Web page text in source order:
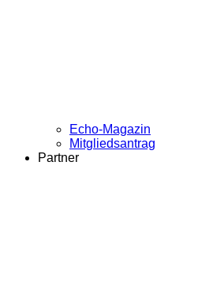
Echo-Magazin
Mitgliedsantrag
Partner